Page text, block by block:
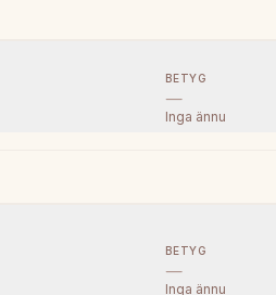
BETYG
—
Inga ännu
BETYG
—
Inga ännu